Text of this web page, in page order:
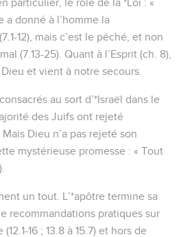
particulier, le rôle de la *Loi : «
a donné à l’homme la
12), mais c’est le péché, et non
(7.13-25). Quant à l’Esprit (ch. 8),
et vient à notre secours.
au sort d’*Israël dans le
des Juifs ont rejeté
Dieu n’a pas rejeté son
mystérieuse promesse : « Tout
un tout. L’*apôtre termine sa
recommandations pratiques sur
16 ; 13.8 à 15.7) et hors de